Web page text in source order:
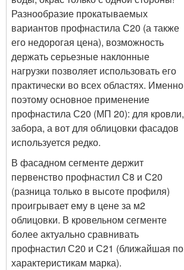
Разнообразие прокатываемых
вариантов профнастила С20 (а также
его недорогая цена), возможность
держать серьезные наклонные
нагрузки позволяет использовать его
практически во всех областях. Именно
поэтому основное применение
профнастила С20 (МП 20): для кровли,
забора, а вот для облицовки фасадов
используется редко.
В фасадном сегменте держит
первенство профнастил С8 и С20
(разница только в высоте профиля)
проигрывает ему в цене за м2
облицовки. В кровельном сегменте
более актуально сравнивать
профнастил С20 и С21 (ближайшая по
характеристикам марка).